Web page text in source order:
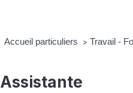
Accueil particuliers > Travail -
Assistante